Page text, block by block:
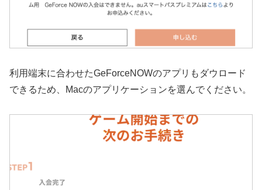
利用端末に合わせたGeForceNOWのアプリもダウロード
できるため、Macのアプリケーションを選んでください。